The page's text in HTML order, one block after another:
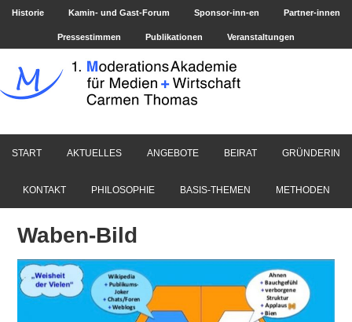
Historie Kamin- und Gast-Forum Sponsor-inn-en Partner-innen
Pressestimmen Publikationen Veranstaltungen
START AKTUELLES ANGEBOTE BEIRAT GRÜNDERIN
KONTAKT PHILOSOPHIE BASIS-THEMEN METHODEN
Waben-Bild